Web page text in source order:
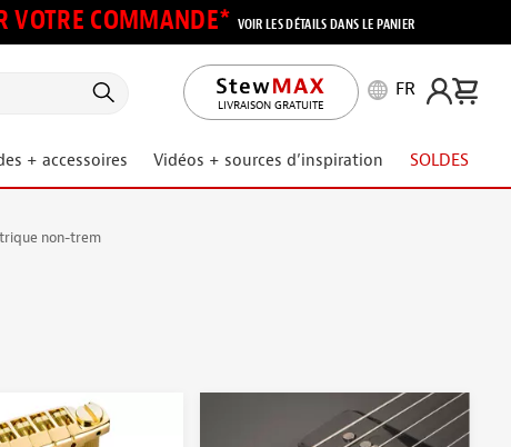
VOTRE COMMANDE* VOIR LES DÉTAILS DANS LE PANIER
LIVRAISON GRATUITE
FR
+ accessoires Vidéos + sources d’inspiration SOLDES
non-trem